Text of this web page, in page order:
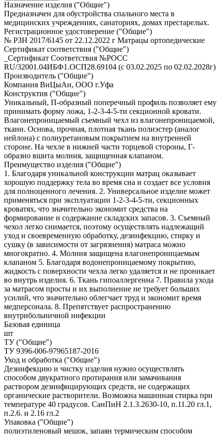
Назначение изделия ("Общие")
Предназначен для обустройства спального места в
медицинских учреждениях, санаториях, домах престарелых.
Регистрационное удостоверение ("Общие")
№ РЗН 2017/6145 от 22.12.2022 г Матрацы ортопедические
Сертификат соответствия ("Общие")
_Сертификат Соответствия №РОСС
RU/32001.04ИБФ1.ОСП28.69104 (с 03.02.2025 по 02.02.2028г)
Производитель ("Общие")
Компания ВиЦыАн, ООО г.Уфа
Конструктив ("Общие")
Уникальный, П-образный поперечный профиль позволяет ему
принимать форму ложа, 1-2-3-4-5-ти секционной кровати.
Влагонепроницаемый съемный чехл из влагонепроницаемой,
ткани. Основа, прочная, плотная ткань полиэстер (аналог
нейлона) с полиуретановым покрытием на внутренней
стороне. На чехле в нижней части торцевой стороны, Г-
образно вшита молния, защищенная клапаном.
Преимущество изделия ("Общие")
1. Благодаря уникальной конструкции матрац оказывает
хорошую поддержку тела во время сна и создает все условия
для полноценного лечения. 2. Универсальное изделие может
применяться при эксплуатации 1-2-3-4-5-ти, секционных
кроватях, что значительно экономит средства на
формирование и содержание складских запасов. 3. Съемный
чехол легко снимается, поэтому осуществлять надлежащий
уход и своевременную обработку, дезинфекцию, стирку и
сушку (в зависимости от загрязнения) матраса можно
многократно. 4. Молния защищена влагонепроницаемым
клапаном 5. Благодаря водонепроницаемому покрытию,
жидкость с поверхности чехла легко удаляется и не проникает
во внутрь изделия. 6. Ткань гипоаллергенна 7. Правила ухода
за матрасом просты и их выполнение не требует больших
усилий, что значительно облегчает труд и экономит время
медперсонала. 8. Препятствует распространению
внутрибольничной инфекции
Базовая единица
шт
ТУ ("Общие")
ТУ 9396-006-97965187-2016
Уход и обработка ("Общие")
Дезинфекцию и чистку изделия нужно осуществлять
способом двукратного протирания или замачивания
раствором дезинфицирующих средств, не содержащих
органические растворители. Возможна машинная стирка при
температуре 40 градусов. СанПиН 2.1.3.2630-10, п.11.20 гл.1,
п.2.6. и 2.16 гл.2
Упаковка ("Общие")
полиэтиленовый мешок, запаян термическим способом